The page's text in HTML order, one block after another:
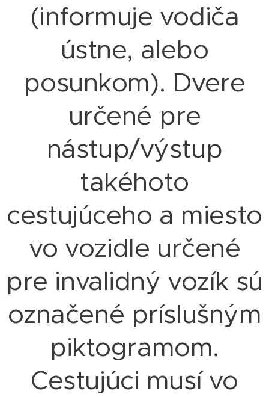
(informuje vodiča
ústne, alebo
posunkom). Dvere
určené pre
nástup/výstup
takéhoto
cestujúceho a miesto
vo vozidle určené
pre invalidný vozík sú
označené príslušným
piktogramom.
Cestujúci musí vo